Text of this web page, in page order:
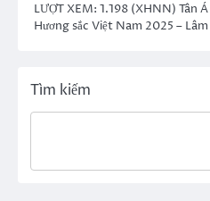
LƯỢT XEM: 1.198 (XHNN) Tân
Hương sắc Việt Nam 2025 –
Tìm kiếm